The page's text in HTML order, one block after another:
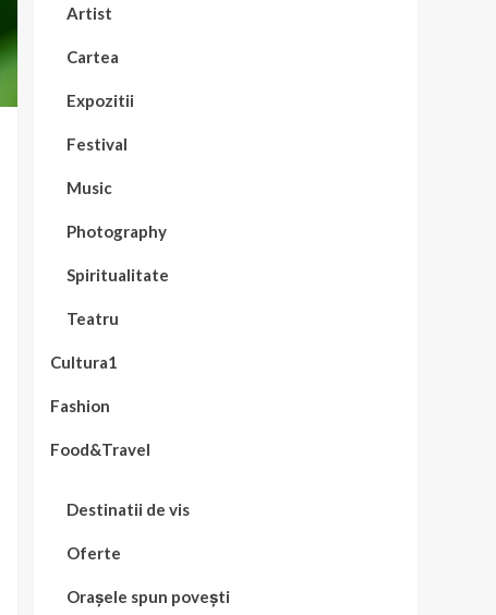
Artist
Cartea
Expozitii
Festival
Music
Photography
Spiritualitate
Teatru
Cultura1
Fashion
Food&Travel
Destinatii de vis
Oferte
Orașele spun povești